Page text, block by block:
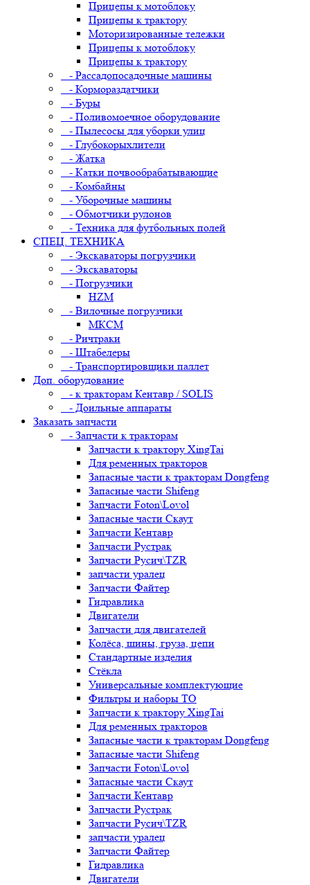
Прицепы к мотоблоку
Прицепы к трактору
Моторизированные тележки
Прицепы к мотоблоку
Прицепы к трактору
- Рассадопосадочные машины
- Кормораздатчики
- Буры
- Поливомоечное оборудование
- Пылесосы для уборки улиц
- Глубокорыхлители
- Жатка
- Катки почвообрабатывающие
- Комбайны
- Уборочные машины
- Обмотчики рулонов
- Техника для футбольных полей
СПЕЦ. ТЕХНИКА
- Экскаваторы погрузчики
- Экскаваторы
- Погрузчики
HZM
- Вилочные погрузчики
МКСМ
- Ричтраки
- Штабелеры
- Транспортировщики паллет
Доп. оборудование
- к тракторам Кентавр / SOLIS
- Доильные аппараты
Заказать запчасти
- Запчасти к тракторам
Запчасти к трактору XingTai
Для ременных тракторов
Запасные части к тракторам Dongfeng
Запасные части Shifeng
Запчасти Foton\Lovol
Запасные части Скаут
Запчасти Кентавр
Запчасти Рустрак
Запчасти Русич\TZR
запчасти уралец
Запчасти Файтер
Гидравлика
Двигатели
Запчасти для двигателей
Колёса, шины, груза, цепи
Стандартные изделия
Стёкла
Универсальные комплектующие
Фильтры и наборы ТО
Запчасти к трактору XingTai
Для ременных тракторов
Запасные части к тракторам Dongfeng
Запасные части Shifeng
Запчасти Foton\Lovol
Запасные части Скаут
Запчасти Кентавр
Запчасти Рустрак
Запчасти Русич\TZR
запчасти уралец
Запчасти Файтер
Гидравлика
Двигатели